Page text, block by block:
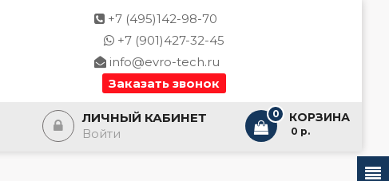
+7 (495)142-98-70
+7 (901)427-32-45
info@evro-tech.ru
Заказать звонок
КОРЗИНА
0
- 0 р.
ЛИЧНЫЙ КАБИНЕТ
Войти